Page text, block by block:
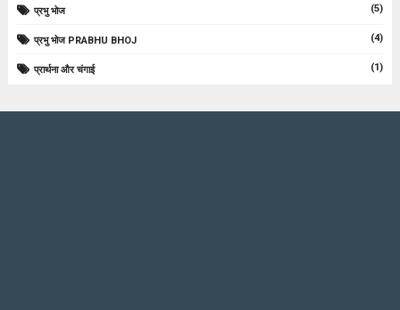
प्रभु भोज (5)
प्रभु भोज PRABHU BHOJ (4)
प्रार्थना और चंगाई (1)